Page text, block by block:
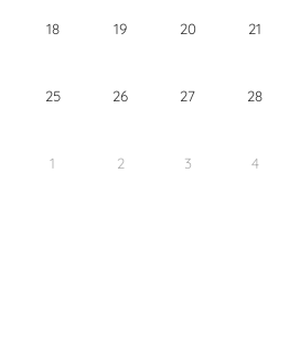
18 19 20 21
25 26 27 28
1 2 3 4